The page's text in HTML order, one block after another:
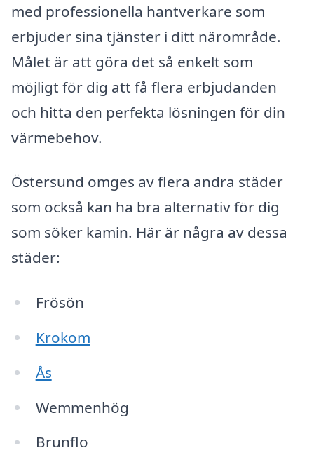
med professionella hantverkare som
erbjuder sina tjänster i ditt närområde.
Målet är att göra det så enkelt som
möjligt för dig att få flera erbjudanden
och hitta den perfekta lösningen för din
värmebehov.
Östersund omges av flera andra städer
som också kan ha bra alternativ för dig
som söker kamin. Här är några av dessa
städer:
Frösön
Krokom
Ås
Wemmenhög
Brunflo